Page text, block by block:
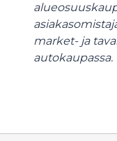
market- ja
autokaupassa.